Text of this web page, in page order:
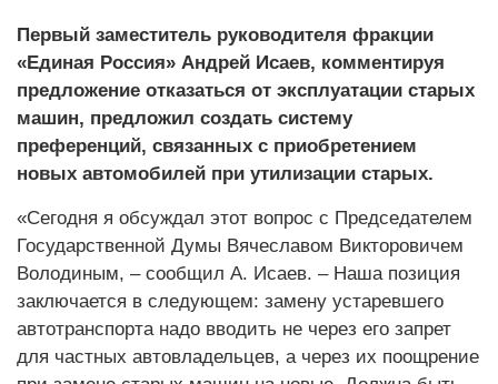
Первый заместитель руководителя фракции
«Единая Россия» Андрей Исаев, комментируя
предложение отказаться от эксплуатации старых
машин, предложил создать систему
преференций, связанных с приобретением
новых автомобилей при утилизации старых.
«Сегодня я обсуждал этот вопрос с Председателем
Государственной Думы Вячеславом Викторовичем
Володиным, – сообщил А. Исаев. – Наша позиция
заключается в следующем: замену устаревшего
автотранспорта надо вводить не через его запрет
для частных автовладельцев, а через их поощрение